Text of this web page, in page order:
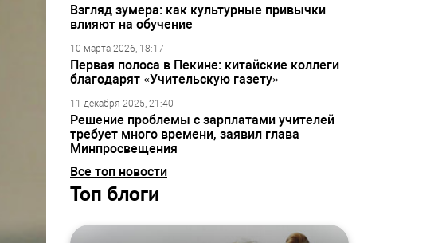
Взгляд зумера: как культурные привычки
влияют на обучение
10 марта 2026, 18:17
Первая полоса в Пекине: китайские коллеги
благодарят «Учительскую газету»
11 декабря 2025, 21:40
Решение проблемы с зарплатами учителей
требует много времени, заявил глава
Минпросвещения
Все топ новости
Топ блоги